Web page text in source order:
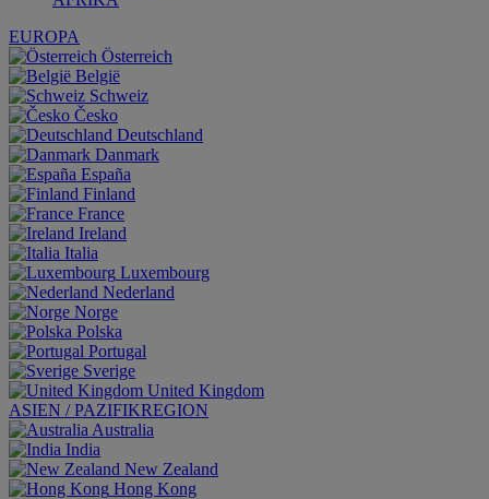
EUROPA
Österreich
België
Schweiz
Česko
Deutschland
Danmark
España
Finland
France
Ireland
Italia
Luxembourg
Nederland
Norge
Polska
Portugal
Sverige
United Kingdom
ASIEN / PAZIFIKREGION
Australia
India
New Zealand
Hong Kong